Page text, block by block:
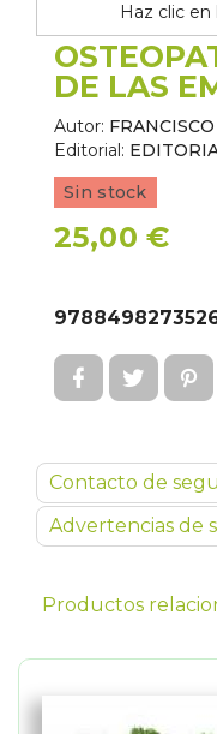
Haz clic en
DE LAS
Autor:
Editorial:
Sin stock
25,00 €
Contacto de
Advertencias de
Productos